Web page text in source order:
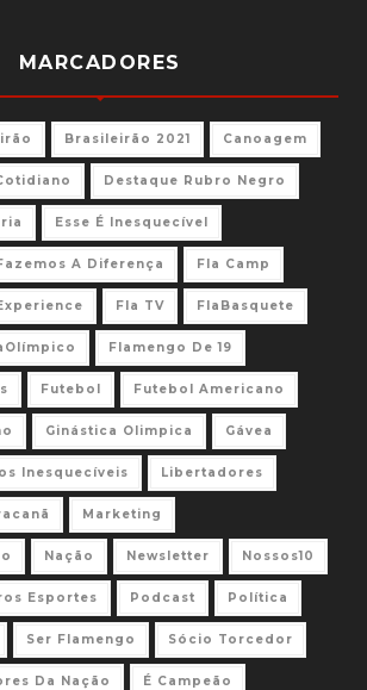
MARCADORES
Brasileirão 2021 Canoagem
Destaque Rubro Negro
Esse É Inesquecível
A Diferença Fla Camp
Fla TV FlaBasquete
Flamengo De 19
Futebol Futebol Americano
Ginástica Olimpica Gávea
Inesquecíveis Libertadores
Marketing
Nação Newsletter Nossos10
Esportes Podcast Política
Ser Flamengo Sócio Torcedor
Da Nação É Campeão